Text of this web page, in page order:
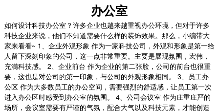
办公室
如何设计科技办公室？许多企业也越来越重视办公环境，但对于许多
科技企业来说，他们不知道需要什么样的装饰效果。那么，小编带大
家来看看~ 1、企业外观形象 作为一家科技公司，外观和形象是第一给
人留下深刻印象的公司，这一点非常重要。主要是展现氛围，宏伟，
充满科技感。 2、企业前台 作为企业的第二张脸，公司的前台也很重
要，这也是对公司的第一印象，与公司的外观形象相同。 3、员工办
公区 作为大多数员工的办公空间，需要强烈的舒适感，让员工第一次
进入办公区时感受到办公室的氛围。 4、公司会议室 作为庄重庄严的
场所，会议室需要有严谨的气氛，配合大气以及科技元素，才能创造
深圳中型办公室装修
深圳办公室装修公司 我们的设计师团队有着多年
的深圳办公室设计经验，整个装修过程会有专门
的设...
2018-07-30